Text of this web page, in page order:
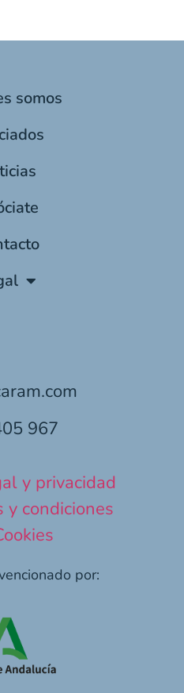
somos
967
y privacidad
y condiciones
por: